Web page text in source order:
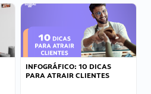
INFOGRÁFICO: 10 DICAS
PARA ATRAIR CLIENTES